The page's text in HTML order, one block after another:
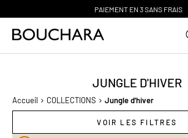
PAIEMENT EN 3 SANS FRAIS
JUNGLE D'HIVER
Accueil COLLECTIONS Jungle d'hiver
VOIR LES FILTRES